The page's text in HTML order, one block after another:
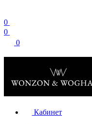
0
0
0
Кабинет